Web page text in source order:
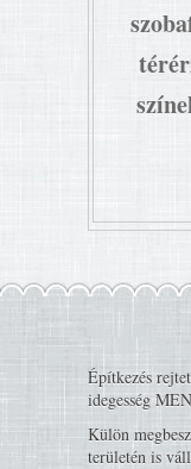
Építkezés
idegesség
Külön
területén is